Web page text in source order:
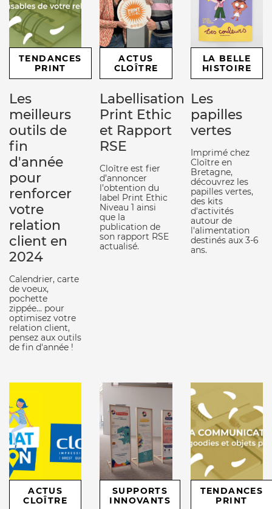
TENDANCES
PRINT
Les
meilleurs
outils de
fin
d'année
pour
renforcer
votre
relation
client en
2024
Calendrier, carte
de voeux,
pochette
zippée... pour
optimisez votre
relation client,
pensez aux outils
de fin d'année !
ACTUS
CLOÎTRE
Labellisation
Print Ethic
et Rapport
RSE
Cloître est fier
d’annoncer
l’obtention du
label Print Ethic
Niveau 1 ainsi
que la
publication de
son rapport RSE
actualisé.
LA BELLE
HISTOIRE
Les
papilles
vertes
Imprimé chez
Cloître en
Bretagne,
découvrez les
papilles vertes,
des kits
d'activités
autour de
l'alimentation
destinés aux 3-6
ans.
ACTUS
CLOÎTRE
SUPPORTS
INNOVANTS
TENDANCES
PRINT